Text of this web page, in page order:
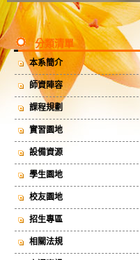
分類清單
本系簡介
師資陣容
課程規劃
實習園地
設備資源
學生園地
校友園地
招生專區
相關法規